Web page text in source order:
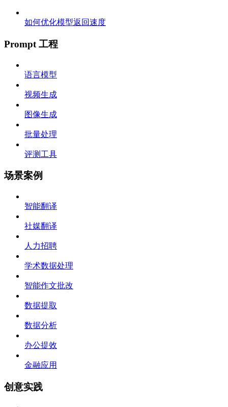
如何优化模型返回速度
Prompt 工程
语言模型
视频生成
图像生成
批量处理
评测工具
场景案例
智能翻译
社媒翻译
人力招聘
学术数据处理
智能作文批改
数据提取
数据分析
办公提效
金融应用
创意实践